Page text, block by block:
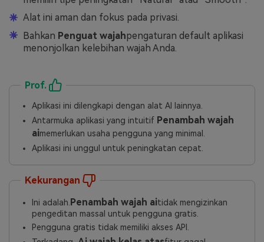
Alat ini aman dan fokus pada privasi.
Bahkan Penguat wajahpengaturan default aplikasi
menonjolkan kelebihan wajah Anda.
Prof.
Aplikasi ini dilengkapi dengan alat AI lainnya.
Antarmuka aplikasi yang intuitif Penambah wajah
aimemerlukan usaha pengguna yang minimal.
Aplikasi ini unggul untuk peningkatan cepat.
Kekurangan
Ini adalah. Penambah wajah aitidak mengizinkan
pengeditan massal untuk pengguna gratis.
Pengguna gratis tidak memiliki akses API.